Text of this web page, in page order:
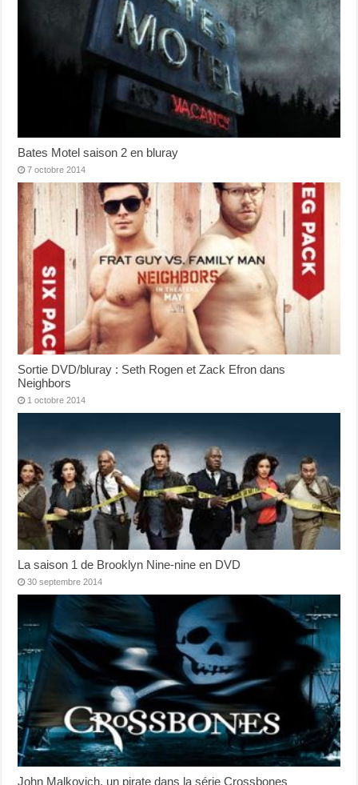
Bates Motel saison 2 en bluray
7 octobre 2014
Sortie DVD/bluray : Seth Rogen et Zack Efron dans
Neighbors
1 octobre 2014
La saison 1 de Brooklyn Nine-nine en DVD
30 septembre 2014
John Malkovich, un pirate dans la série Crossbones